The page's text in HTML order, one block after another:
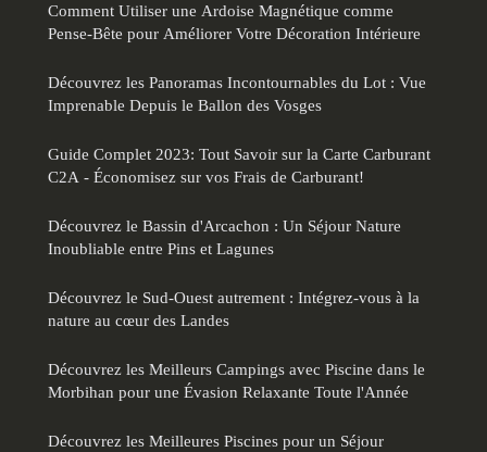
Comment Utiliser une Ardoise Magnétique comme
Pense-Bête pour Améliorer Votre Décoration Intérieure
Découvrez les Panoramas Incontournables du Lot : Vue
Imprenable Depuis le Ballon des Vosges
Guide Complet 2023: Tout Savoir sur la Carte Carburant
C2A - Économisez sur vos Frais de Carburant!
Découvrez le Bassin d'Arcachon : Un Séjour Nature
Inoubliable entre Pins et Lagunes
Découvrez le Sud-Ouest autrement : Intégrez-vous à la
nature au cœur des Landes
Découvrez les Meilleurs Campings avec Piscine dans le
Morbihan pour une Évasion Relaxante Toute l'Année
Découvrez les Meilleures Piscines pour un Séjour